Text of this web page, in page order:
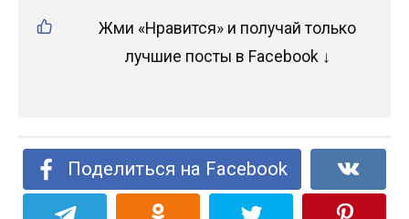
Жми «Нравится» и получай только
лучшие посты в Facebook ↓
Поделиться на Facebook